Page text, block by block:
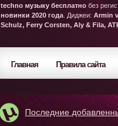
techno музыку бесплатно без
новинки 2020 года . Диджеи: Armin
Schulz, Ferry Corsten, Aly & Fila,
Главная Правила сайта
Последние